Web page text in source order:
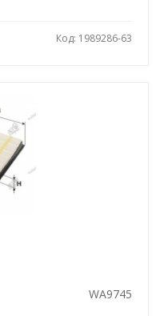
Код: 1989286-63
WA9745